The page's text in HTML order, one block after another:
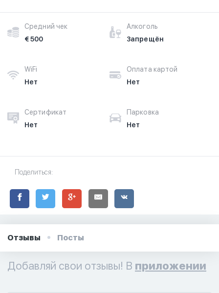
Средний чек
€ 500
Алкоголь
Запрещён
WiFi
Нет
Оплата картой
Нет
Сертификат
Нет
Парковка
Нет
Поделиться:
Отзывы Посты
Добавляй свои отзывы! В приложении